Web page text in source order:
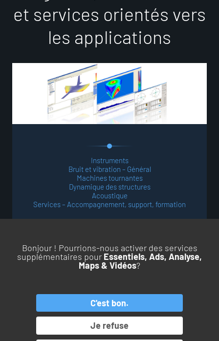
et services orientés vers
les applications
Instruments
Bruit et vibration – Général
Machines tournantes
Dynamique des structures
Acoustique
Services – Accompagnement, support, formation
PRODUITS
SERVICES
LE GROUPE OROS
Bonjour ! Pourrions-nous activer des services
supplémentaires pour Essentiels, Ads, Analyse,
Maps & Vidéos?
Je refuse
C'est bon.